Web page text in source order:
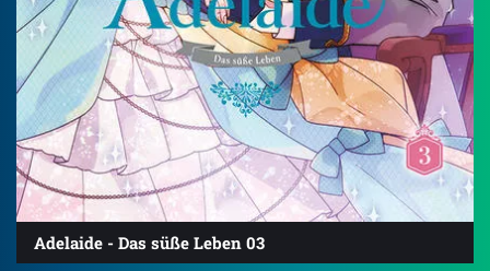
Adelaide - Das süße Leben 03